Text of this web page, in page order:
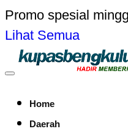
Promo spesial
Lihat Semua
Home
Daerah